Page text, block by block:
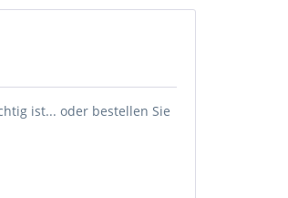
ist... oder bestellen Sie